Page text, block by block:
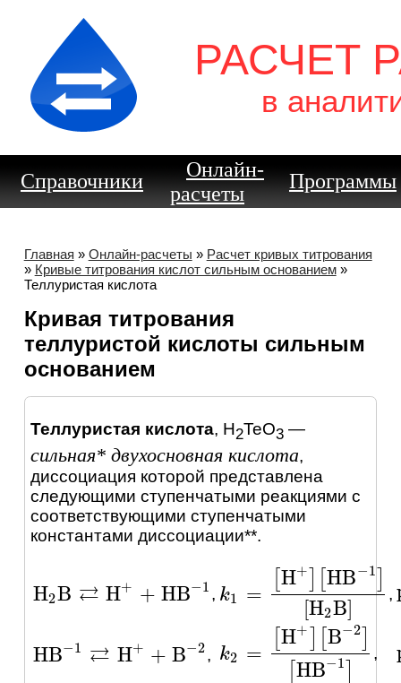
РАСЧЕТ
в
Справочники
Онлайн-
расчеты
Программы
Главная » Онлайн-расчеты » Расчет кривых титрования
» Кривые титрования кислот сильным основанием»
Теллуристая кислота
Кривая титрования
теллуристой кислоты сильным
основанием
Теллуристая кислота, H2TeO3 —
сильная* двухосновная кислота,
диссоциация которой представлена
следующими ступенчатыми реакциями c
соответствующими ступенчатыми
константами диссоциации**.
H2B ⇄ H+ + HB−1
H2B⇄H+ +HB -1 , k1 =
[H+ [HB−1
[H2B]
k1 =[H +][HB-1][H2B] ,
HB−1 ⇄ H+ + B−2
HB- ⇄ H+ +B- 2 , k2 =
[H+ B−2
HB−1
k2 =[H +][B-2][HB-1] ,